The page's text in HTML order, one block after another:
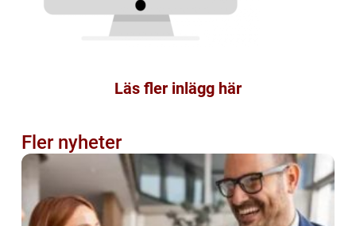
Läs fler inlägg här
Fler nyheter